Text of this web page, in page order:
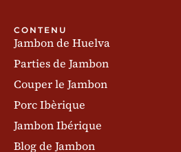
CONTENU
Jambon de Huelva
Parties de Jambon
Couper le Jambon
Porc Ibèrique
Jambon Ibérique
Blog de Jambon